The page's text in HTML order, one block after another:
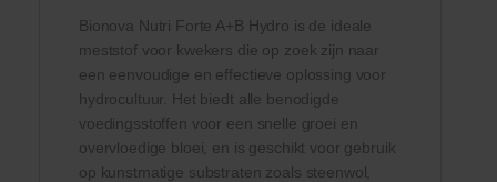
Bionova Nutri Forte A+B Hydro is de ideale
meststof voor kwekers die op zoek zijn naar
een eenvoudige en effectieve oplossing voor
hydrocultuur. Het biedt alle benodigde
voedingsstoffen voor een snelle groei en
overvloedige bloei, en is geschikt voor gebruik
op kunstmatige substraten zoals steenwol,